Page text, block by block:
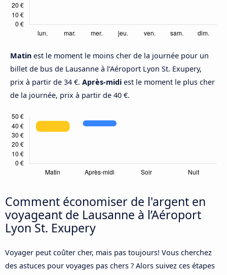
Matin est le moment le moins cher de la journée pour un
billet de bus de Lausanne à l’Aéroport Lyon St. Exupery,
prix à partir de 34 €. Après-midi est le moment le plus cher
de la journée, prix à partir de 40 €.
Comment économiser de l'argent en
voyageant de Lausanne à l’Aéroport
Lyon St. Exupery
Voyager peut coûter cher, mais pas toujours! Vous cherchez
des astuces pour voyages pas chers ? Alors suivez ces étapes